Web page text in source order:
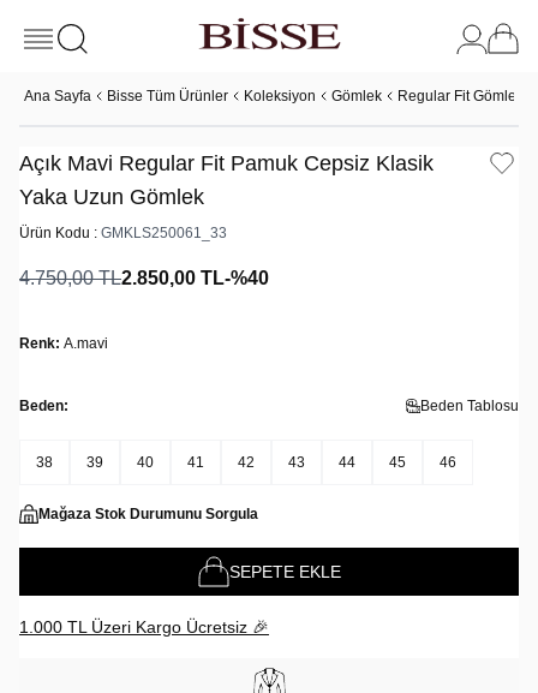
Ana Sayfa Bisse Tüm Ürünler Koleksiyon Gömlek Regular Fit Gömlek
Açık Mavi Regular Fit Pamuk Cepsiz Klasik
Yaka Uzun Gömlek
Ürün Kodu : GMKLS250061_33
4.750,00TL2.850,00 TL-%40
Renk: A.mavi
Beden: Beden Tablosu
38 39 40 41 42 43 44 45 46
Mağaza Stok Durumunu Sorgula
SEPETE EKLE
1.000 TL Üzeri Kargo Ücretsiz 🎉